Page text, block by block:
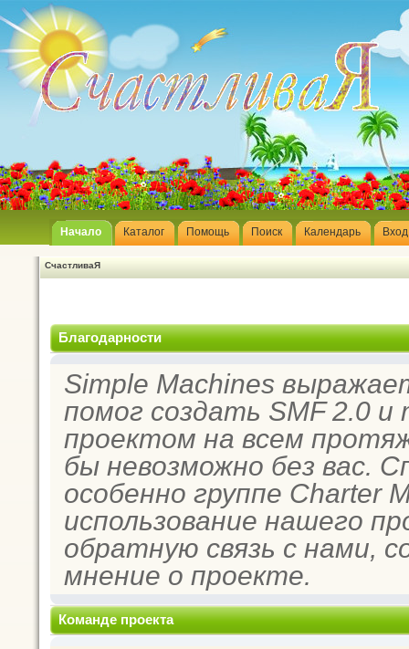
Начало Каталог Помощь Поиск Календарь Вход
СчастливаЯ
Благодарности
Simple Machines
помог создать SMF 2.0
проектом на всем
бы невозможно без вас.
особенно группе Charter
использование нашего
обратную связь с нами,
мнение о проекте.
Команде проекта